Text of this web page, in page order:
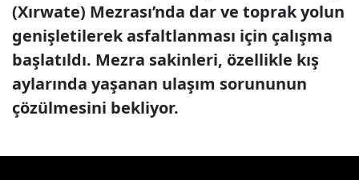
(Xırwate) Mezrası’nda dar ve toprak yolun
genişletilerek asfaltlanması için çalışma
başlatıldı. Mezra sakinleri, özellikle kış
aylarında yaşanan ulaşım sorununun
çözülmesini bekliyor.